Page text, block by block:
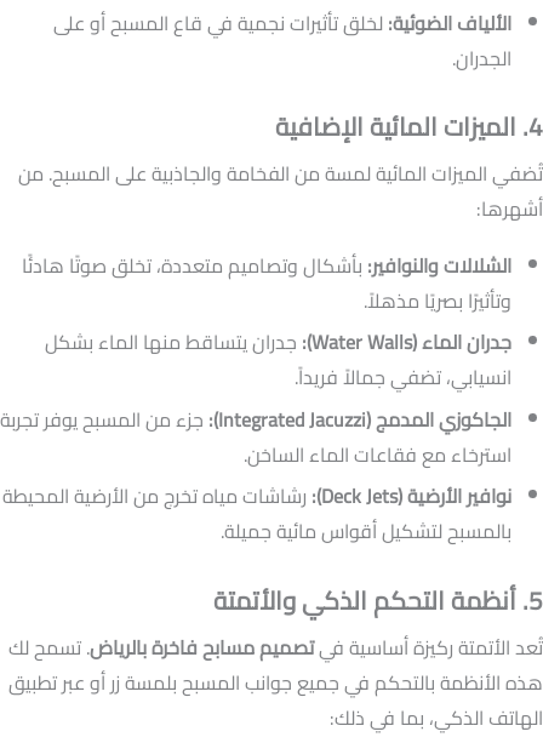
الألياف الضوئية:لخلق تأثيرات نجمية في قاع المسبح أو على
الجدران.
4. الميزات المائية الإضافية
تُضفي الميزات المائية لمسة من الفخامة والجاذبية على المسبح. من
أشهرها:
الشلالات والنوافير: بأشكال وتصاميم متعددة، تخلق صوتًا هادئًا
وتأثيرًا بصريًا مذهلاً.
جدران الماء (Water Walls):
جدران يتساقط منها الماء بشكل
انسيابي، تضفي جمالاً فريداً.
الجاكوزي المدمج (Integrated Jacuzzi):
جزء من المسبح يوفر تجربة
استرخاء مع فقاعات الماء الساخن.
نوافير الأرضية (Deck Jets):
رشاشات مياه تخرج من الأرضية المحيطة
بالمسبح لتشكيل أقواس مائية جميلة.
5. أنظمة التحكم الذكي والأتمتة
تُعد الأتمتة ركيزة أساسية فيتصميم مسابح فاخرة بالرياض. تسمح لك
هذه الأنظمة بالتحكم في جميع جوانب المسبح بلمسة زر أو عبر تطبيق
الهاتف الذكي، بما في ذلك: